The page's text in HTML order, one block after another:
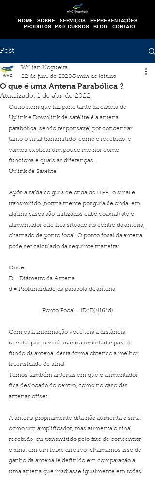
HOME SOBRE SERVIÇOS
REPRESENTAÇÕES
PRODUTOS P&D CURSOS BLOG CONTATO
Post
O que é uma Antena Parabólica ?
Willian Nogueira
22 de jun. de 20203 min de leitura
Atualizado: 1 de abr. de 2022
Outro item que faz parte tanto da cadeia de
Uplink e Downlink de satélite é a antena
parabólica, sendo responsável por concentrar
tanto o sinal transmitido, como o recebido, e
vamos explicar um pouco melhor como
funciona e quais as diferenças.
Uplink de Satélite
Após a saída do guia de onda do HPA, o sinal é
transmitido (normalmente por guia de onda, em
alguns casos são utilizados cabo coaxial) até o
alimentador que fica situado no centro da antena,
chamado de ponto focal. O ponto focal da antena
pode ser calculado da seguinte maneira:
Onde:
D = Diâmetro da Antena
d = Profundidade da parábola da antena
Ponto Focal = (D*D)/(16*d)
Com esta informação você terá a distância
correta que deverá ficar o alimentador para o
fundo da antena, desta forma obtendo a melhor
intensidade de sinal.
Temos também antenas em que o alimentador
fica deslocado do centro, como no caso das
antenas offset.
A antena propriamente dita não aumenta o sinal
como um amplificador, mas aumenta o sinal
recebido, ou transmitido pelo fato de concentrar
o sinal em um feixe diretivo, chamamos isso de
ganho da antena (é definido em comparação a
uma antena que irradiasse igualmente em todas